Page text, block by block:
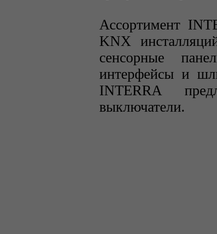
Ассортимент
KNX
сенсорные
интерфейсы и
INTERRA
выключатели.